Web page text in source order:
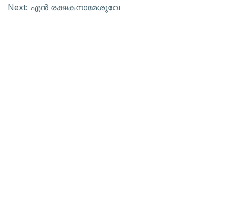
Next: എന്‍ രക്ഷകനാമേശുവേ